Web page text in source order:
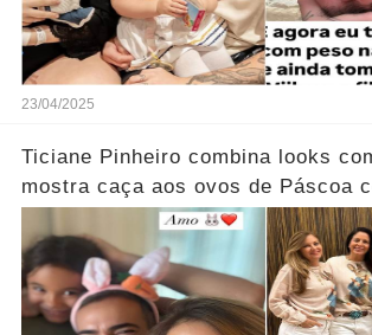
23/04/2025
Ticiane Pinheiro combina looks
mostra caça aos ovos de Páscoa